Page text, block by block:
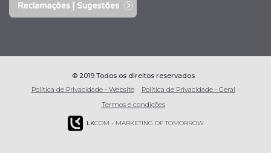
© 2019 Todos os direitos reservados
Política de Privacidade - Website
Política de Privacidade - Geral
Termos e condições
LKCOM - MARKETING OF TOMORROW